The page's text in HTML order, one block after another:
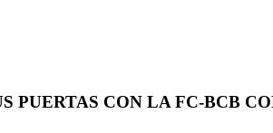
PUERTAS CON LA FC-BCB